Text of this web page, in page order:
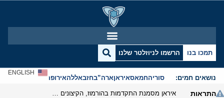
תמכו בנו הרשמו לניוזלטר שלנו
נושאים חמים: סוריהחמאסאיראןארה”בחזבאללהאירופהאנטישמיות
ENGLISH
התראות